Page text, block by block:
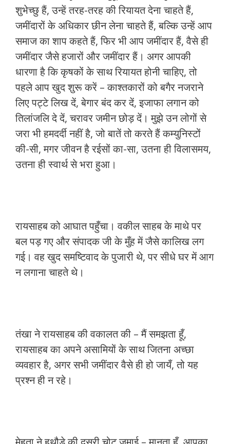
शुभेच्छु हैं, उन्हें तरह-तरह की रियायत देना चाहते हैं,
जमींदारों के अधिकार छीन लेना चाहते हैं, बल्कि उन्हें आप
समाज का शाप कहते हैं, फिर भी आप जमींदार हैं, वैसे ही
जमींदार जैसे हजारों और जमींदार हैं। अगर आपकी
धारणा है कि कृषकों के साथ रियायत होनी चाहिए, तो
पहले आप खुद शुरू करें – काश्तकारों को बगैर नजराने
लिए पट्टे लिख दें, बेगार बंद कर दें, इजाफा लगान को
तिलांजलि दे दें, चरावर जमीन छोड़ दें। मुझे उन लोगों से
जरा भी हमदर्दी नहीं है, जो बातें तो करते हैं कम्युनिस्टों
की-सी, मगर जीवन है रईसों का-सा, उतना ही विलासमय,
उतना ही स्वार्थ से भरा हुआ।
रायसाहब को आघात पहुँचा। वकील साहब के माथे पर
बल पड़ गए और संपादक जी के मुँह में जैसे कालिख लग
गई। वह खुद समष्टिवाद के पुजारी थे, पर सीधे घर में आग
न लगाना चाहते थे।
तंखा ने रायसाहब की वकालत की – मैं समझता हूँ,
रायसाहब का अपने असामियों के साथ जितना अच्छा
व्यवहार है, अगर सभी जमींदार वैसे ही हो जायँ, तो यह
प्रश्न ही न रहे।